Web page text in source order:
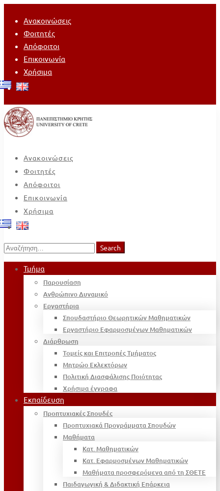
Ανακοινώσεις
Φοιτητές
Απόφοιτοι
Επικοινωνία
Χρήσιμα
Ανακοινώσεις
Φοιτητές
Απόφοιτοι
Επικοινωνία
Χρήσιμα
Search
for:
Search
Τμήμα
Παρουσίαση
Ανθρώπινο Δυναμικό
Εργαστήρια
Σπουδαστήριο Θεωρητικών Μαθηματικών
Εργαστήριο Εφαρμοσμένων Μαθηματικών
Διάρθρωση
Τομείς και Επιτροπές Τμήματος
Μητρώο Εκλεκτόρων
Πολιτική Διασφάλισης Ποιότητας
Χρήσιμα έγγραφα
Εκπαίδευση
Προπτυχιακές Σπουδές
Προπτυχιακά Προγράμματα Σπουδών
Μαθήματα
Κατ. Μαθηματικών
Κατ. Εφαρμοσμένων Μαθηματικών
Μαθήματα προσφερόμενα από τη ΣΘΕΤΕ
Παιδαγωγική & Διδακτική Επάρκεια